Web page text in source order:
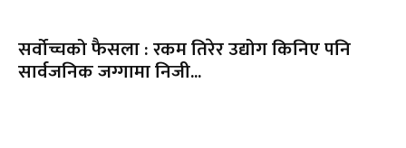
सर्वोच्चको फैसला : रकम तिरेर उद्योग किनिए पनि
सार्वजनिक जग्गामा निजी...